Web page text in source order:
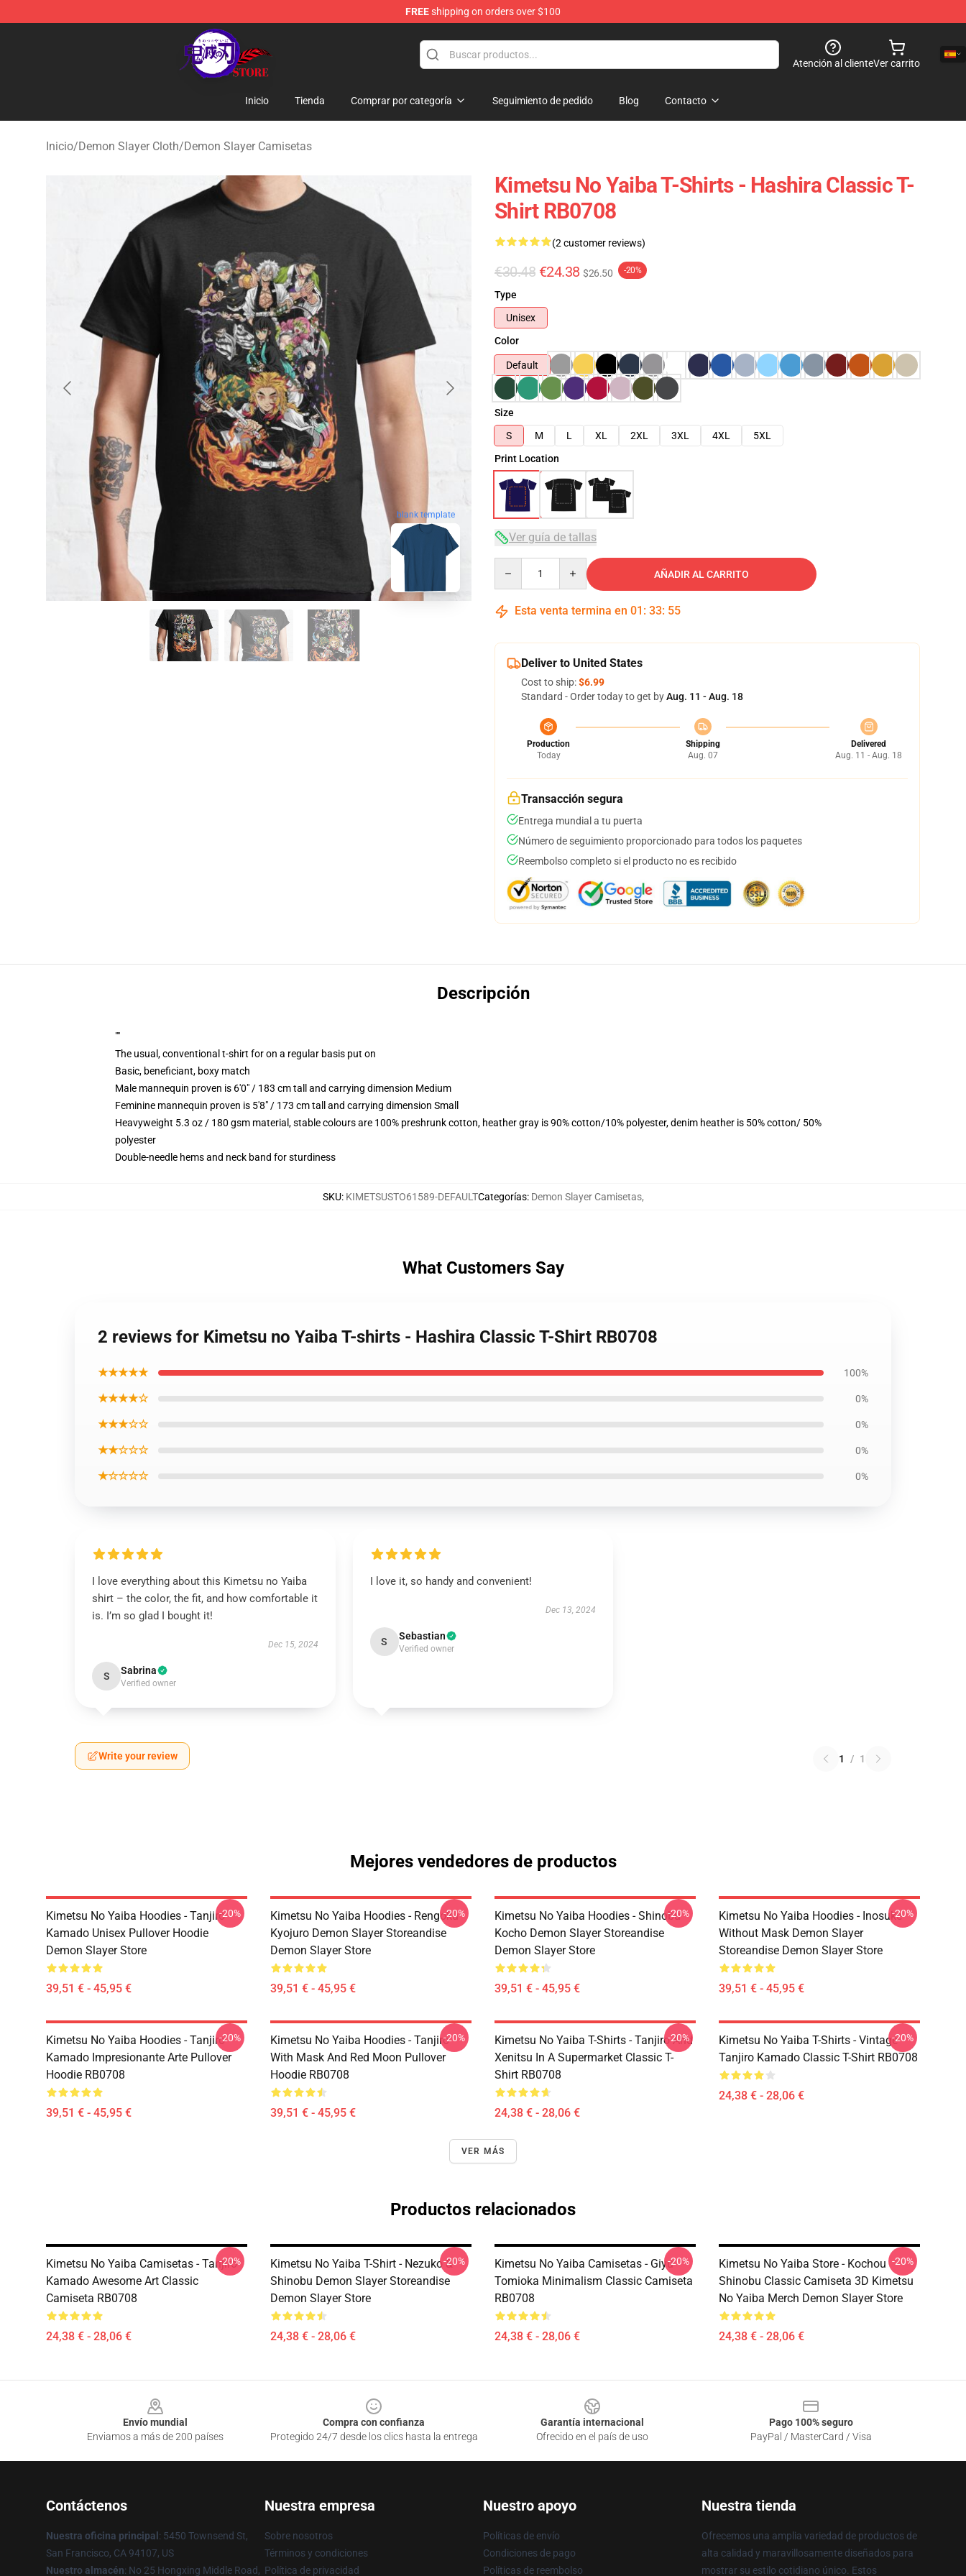
FREEshipping on orders over $100
Kimetsu no Yaiba Store - Official Kimetsu no Yaiba Merchandise Shop
Atención al clienteVer carrito
Inicio Tienda Comprar por categoría Seguimiento de pedido Blog Contacto
Inicio/Demon Slayer Cloth/Demon Slayer Camisetas
blank template
Kimetsu No Yaiba T-Shirts - Hashira Classic T-
Shirt RB0708
(2 customer reviews)
€30.48 €24.38 $26.50 -20%
Type
Unisex
Color
Default
Size
S
M L XL 2XL 3XL 4XL
5XL
Print Location
Ver guía de tallas
AÑADIR AL CARRITO
Esta venta termina en 01 : 33: 54
Deliver to United States
Cost to ship:$6.99
Standard - Order today to get byAug. 11 - Aug. 18
Production
Today
Shipping
Aug. 07
Delivered
Aug. 11 - Aug. 18
Transacción segura
Entrega mundial a tu puerta
Número de seguimiento proporcionado para todos los paquetes
Reembolso completo si el producto no es recibido
Descripción
""
The usual, conventional t-shirt for on a regular basis put on
Basic, beneficiant, boxy match
Male mannequin proven is 6'0" / 183 cm tall and carrying dimension Medium
Feminine mannequin proven is 5'8" / 173 cm tall and carrying dimension Small
Heavyweight 5.3 oz / 180 gsm material, stable colours are 100% preshrunk cotton, heather gray is 90% cotton/10% polyester, denim heather is 50% cotton/ 50%
polyester
Double-needle hems and neck band for sturdiness
SKU: KIMETSUSTO61589-DEFAULTCategorías: Demon Slayer Camisetas,
What Customers Say
2 reviews for Kimetsu no Yaiba T-shirts - Hashira Classic T-Shirt RB0708
★★★★★ 100%
★★★★☆ 0%
★★★☆☆ 0%
★★☆☆☆ 0%
★☆☆☆☆ 0%
I love everything about this Kimetsu no Yaiba
shirt – the color, the fit, and how comfortable it
is. I’m so glad I bought it!
Dec 15, 2024
S Sabrina
Verified owner
I love it, so handy and convenient!
Dec 13, 2024
S Sebastian
Verified owner
Write your review 1 / 1
Mejores vendedores de productos
Kimetsu No Yaiba Hoodies - Tanjiro
Kamado Unisex Pullover Hoodie
Demon Slayer Store
39,51 € - 45,95 €
-20%
Kimetsu No Yaiba Hoodies - Rengoku
Kyojuro Demon Slayer Storeandise
Demon Slayer Store
39,51 € - 45,95 €
-20%
Kimetsu No Yaiba Hoodies - Shinobu
Kocho Demon Slayer Storeandise
Demon Slayer Store
39,51 € - 45,95 €
-20%
Kimetsu No Yaiba Hoodies - Inosuke
Without Mask Demon Slayer
Storeandise Demon Slayer Store
39,51 € - 45,95 €
-20%
Kimetsu No Yaiba Hoodies - Tanjiro
Kamado Impresionante Arte Pullover
Hoodie RB0708
39,51 € - 45,95 €
-20%
Kimetsu No Yaiba Hoodies - Tanjiro
With Mask And Red Moon Pullover
Hoodie RB0708
39,51 € - 45,95 €
-20%
Kimetsu No Yaiba T-Shirts - Tanjiro And
Xenitsu In A Supermarket Classic T-
Shirt RB0708
24,38 € - 28,06 €
-20%
Kimetsu No Yaiba T-Shirts - Vintage
Tanjiro Kamado Classic T-Shirt RB0708
24,38 € - 28,06 €
-20%
VER MÁS
Productos relacionados
Kimetsu No Yaiba Camisetas - Tanjiro
Kamado Awesome Art Classic
Camiseta RB0708
24,38 € - 28,06 €
-20%
Kimetsu No Yaiba T-Shirt - Nezuko &
Shinobu Demon Slayer Storeandise
Demon Slayer Store
24,38 € - 28,06 €
-20%
Kimetsu No Yaiba Camisetas - Giyu
Tomioka Minimalism Classic Camiseta
RB0708
24,38 € - 28,06 €
-20%
Kimetsu No Yaiba Store - Kochou
Shinobu Classic Camiseta 3D Kimetsu
No Yaiba Merch Demon Slayer Store
24,38 € - 28,06 €
-20%
Envío mundial
Enviamos a más de 200 países
Compra con confianza
Protegido 24/7 desde los clics hasta la entrega
Garantía internacional
Ofrecido en el país de uso
Pago 100% seguro
PayPal / MasterCard / Visa
Contáctenos
Nuestra oficina principal : 5450 Townsend St,
San Francisco, CA 94107, US
Nuestro almacén: No 25 Hongxing Middle Road,
Nuestra empresa
Sobre nosotros
Términos y condiciones
Política de privacidad
Nuestro apoyo
Políticas de envío
Condiciones de pago
Políticas de reembolso
Nuestra tienda
Ofrecemos una amplia variedad de productos de
alta calidad y maravillosamente diseñados para
mostrar su estilo cotidiano único. Estos